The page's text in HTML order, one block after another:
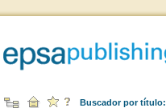
Buscador por título: